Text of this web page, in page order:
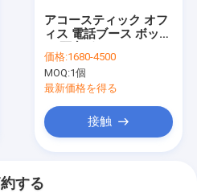
アコースティック オフ
ィス 電話ブース ボック
イズされたサイズ
価格:1680-4500
MOQ:1個
最新価格を得る
接触
する